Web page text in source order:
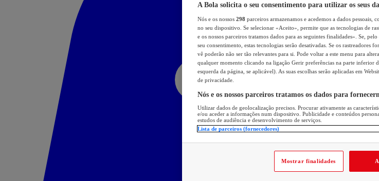
A Bola solicita o seu consentimento para utilizar os seus
Nós e os nossos 298 parceiros armazenamos e acedemos a dados pessoais,
no seu dispositivo. Se selecionar «Aceito», permite que as tecnologias de
e os nossos parceiros tratamos dados para as seguintes finalidades». Se,
seu consentimento, estas tecnologias serão desativadas. Se os rastreadores
vê poderão não ser tão relevantes para si. Pode voltar a este menu para
qualquer momento clicando na ligação Gerir preferências na parte inferior
esquerda da página, se aplicável). As suas escolhas serão aplicadas em
de privacidade.
Nós e os nossos parceiros tratamos os dados para
Utilizar dados de geolocalização precisos. Procurar ativamente as
e/ou aceder a informações num dispositivo. Publicidade e conteúdos
estudos de audiência e desenvolvimento de serviços.
Lista de parceiros (fornecedores)
Mostrar finalidades